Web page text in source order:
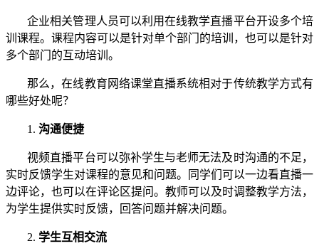
企业相关管理人员可以利用在线教学直播平台开设多个培
训课程。课程内容可以是针对单个部门的培训，也可以是针对
多个部门的互动培训。
那么，在线教育网络课堂直播系统相对于传统教学方式有
哪些好处呢？
1.沟通便捷
视频直播平台可以弥补学生与老师无法及时沟通的不足，
实时反馈学生对课程的意见和问题。同学们可以一边看直播一
边评论，也可以在评论区提问。教师可以及时调整教学方法，
为学生提供实时反馈，回答问题并解决问题。
2. 学生互相交流